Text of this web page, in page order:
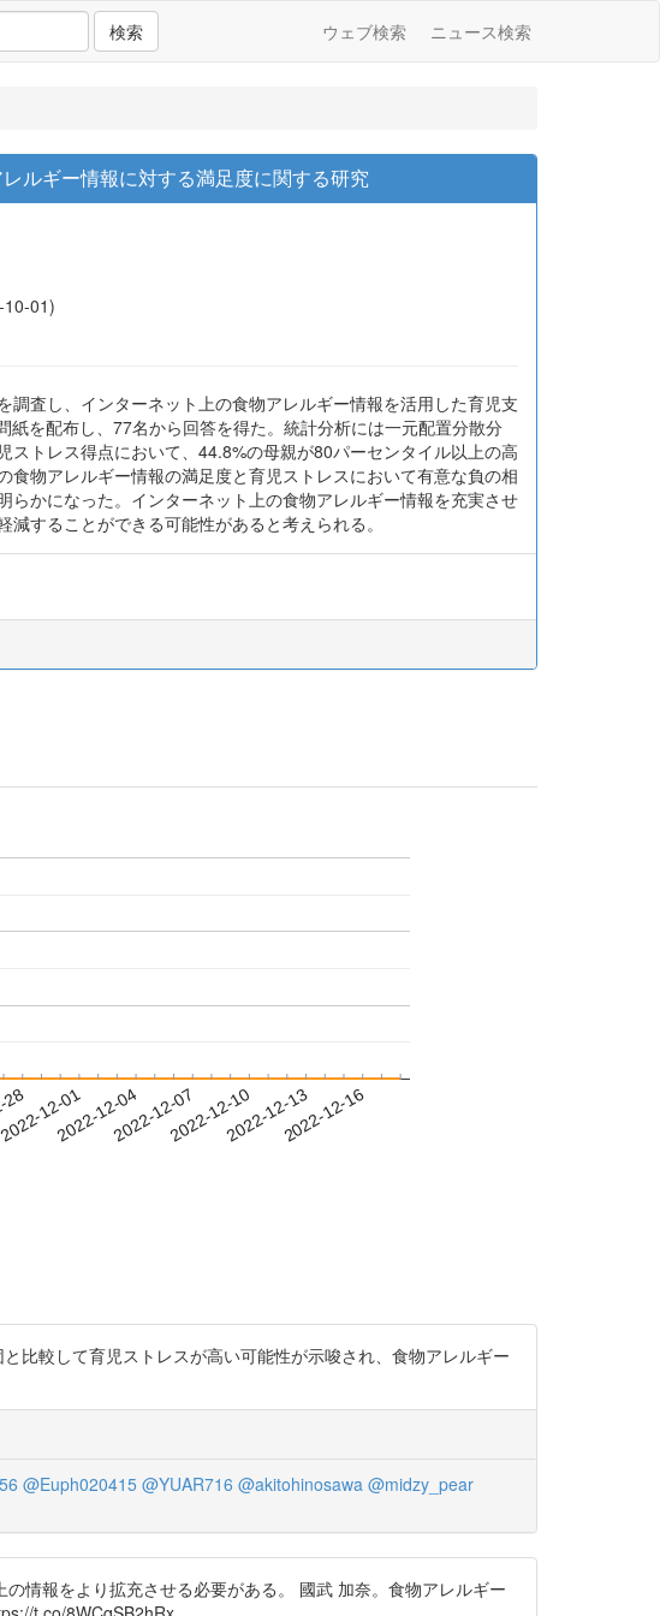
検索 ウェブ検索 ニュース検索
ルギー情報に対する満足度に関する研究
01)
査し、インターネット上の食物アレルギー情報を活用した育児支
を配布し、77名から回答を得た。統計分析には一元配置分散分
トレス得点において、44.8%の母親が80パーセンタイル以上の高
物アレルギー情報の満足度と育児ストレスにおいて有意な負の相
かになった。インターネット上の食物アレルギー情報を充実させ
することができる可能性があると考えられる。
12-01
2022-12-042022-12-072022-12-102022-12-132022-12-16
比較して育児ストレスが高い可能性が示唆され、食物アレルギー
@Euph020415 @YUAR716 @akitohinosawa @midzy_pear
情報をより拡充させる必要がある。 國武 加奈。食物アレルギー